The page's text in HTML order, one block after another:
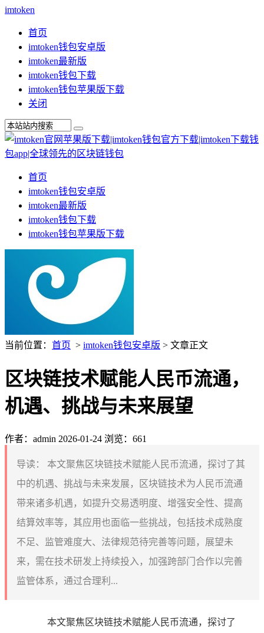
imtoken
首页
imtoken钱包安卓版
imtoken最新版
imtoken钱包下载
imtoken钱包苹果版下载
关闭
首页
imtoken钱包安卓版
imtoken最新版
imtoken钱包下载
imtoken钱包苹果版下载
当前位置： 首页 > imtoken钱包安卓版 > 文章正文
区块链技术赋能人民币流通，
机遇、挑战与未来展望
作者：admin 2026-01-24 浏览：661
导读：
本文聚焦区块链技术赋能人民币流通，探讨了其
中的机遇、挑战与未来发展，区块链技术为人民币流通
带来诸多机遇，如提升交易透明度、增强安全性、提高
结算效率等，其应用也面临一些挑战，包括技术成熟度
不足、监管难度大、法律规范待完善等问题，展望未
来，需在技术研发上持续投入，加强跨部门合作以完善
监管体系，通过合理利...
本文聚焦区块链技术赋能人民币流通，探讨了